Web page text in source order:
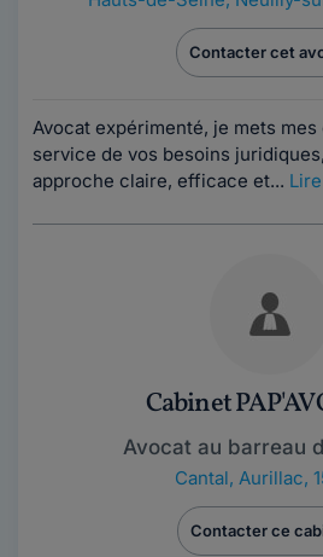
Contacter cet
Avocat expérimenté, je mets
service de vos besoins
approche claire, efficace et...
Cabinet
Avocat au barreau
Cantal, Aurillac,
Contacter ce